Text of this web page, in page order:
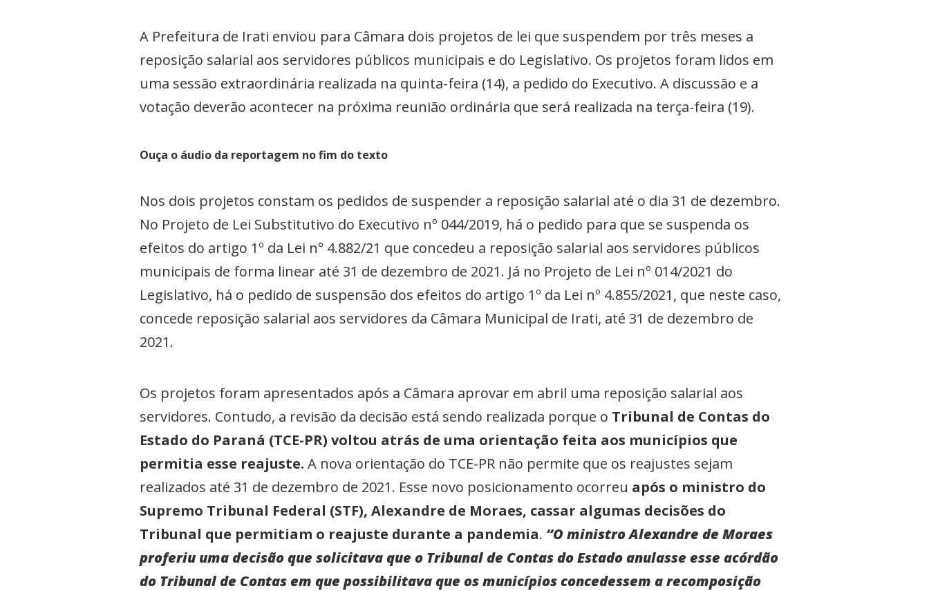
A Prefeitura de Irati enviou para Câmara dois projetos de lei que suspendem por três meses a
reposição salarial aos servidores públicos municipais e do Legislativo. Os projetos foram lidos em
uma sessão extraordinária realizada na quinta-feira (14), a pedido do Executivo. A discussão e a
votação deverão acontecer na próxima reunião ordinária que será realizada na terça-feira (19).
Ouça o áudio da reportagem no fim do texto
Nos dois projetos constam os pedidos de suspender a reposição salarial até o dia 31 de dezembro.
No Projeto de Lei Substitutivo do Executivo nº 044/2019, há o pedido para que se suspenda os
efeitos do artigo 1º da Lei n° 4.882/21 que concedeu a reposição salarial aos servidores públicos
municipais de forma linear até 31 de dezembro de 2021. Já no Projeto de Lei nº 014/2021 do
Legislativo, há o pedido de suspensão dos efeitos do artigo 1º da Lei nº 4.855/2021, que neste caso,
concede reposição salarial aos servidores da Câmara Municipal de Irati, até 31 de dezembro de
2021.
Os projetos foram apresentados após a Câmara aprovar em abril uma reposição salarial aos
servidores. Contudo, a revisão da decisão está sendo realizada porque o Tribunal de Contas do
Estado do Paraná (TCE-PR) voltou atrás de uma orientação feita aos municípios que
permitia esse reajuste. A nova orientação do TCE-PR não permite que os reajustes sejam
realizados até 31 de dezembro de 2021. Esse novo posicionamento ocorreu após o ministro do
Supremo Tribunal Federal (STF), Alexandre de Moraes, cassar algumas decisões do
Tribunal que permitiam o reajuste durante a pandemia. “O ministro Alexandre de Moraes
proferiu uma decisão que solicitava que o Tribunal de Contas do Estado anulasse esse acórdão
do Tribunal de Contas em que possibilitava que os municípios concedessem a recomposição